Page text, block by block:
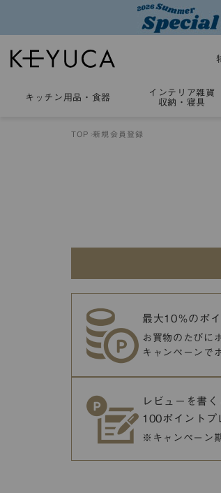
キッチン用品 ・ 食器
インテリア雑貨
収納・寝具
TOP 新規会員登録
最大10％のポ
お買物のたびに
キャンペーンで
レビューを書く
100ポイントプ
※キャンペーン